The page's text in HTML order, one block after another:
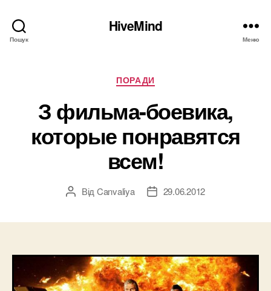
Пошук
HiveMind
Меню
Категорії
ПОРАДИ
З фильма-боевика,
которые понравятся
всем!
Автор
Від Canvaliya
Дата29.06.2012